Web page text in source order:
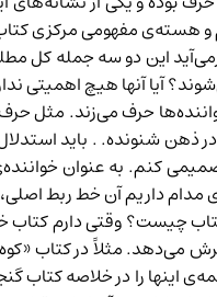
هسته‌ی مفهومی مرکزی
این دو سه جمله کل
آیا آنها هیچ اهمیتی
حرف می‌زند.
شنونده. . باید
کنم. به عنوان
مدام داریم آن خط ربط
چیست؟ وقتی دارم کتاب
می‌دهد. مثلاً در کتاب
اینها را در خلاصه‌